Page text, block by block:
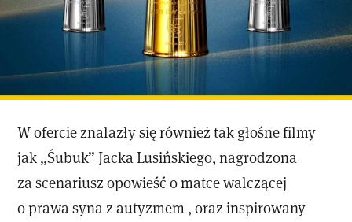
W ofercie znalazły się również tak głośne filmy
jak „Śubuk” Jacka Lusińskiego, nagrodzona
za scenariusz opowieść o matce walczącej
o prawa syna z autyzmem , oraz inspirowany